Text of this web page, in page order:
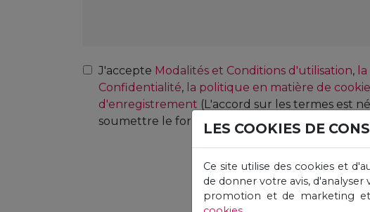
Consent *
J'accepte Modalités et Conditions d'utilisation,
Confidentialité, la politique en matière de
d'enregistrement (L'accord sur les termes est
soumettre le formulaire).LES COOKIES DE
Ce site utilise des cookies et
de donner votre avis,
promotion et de marketing